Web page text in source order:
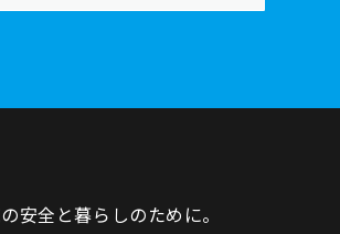
安全と暮らしのために。